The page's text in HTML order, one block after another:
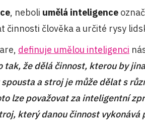
, neboli umělá inteligence
činnosti člověka a určité rysy
definuje umělou inteligenci
že dělá činnost, kterou by
a stroj je může dělat s
lze považovat za inteligentní
který danou činnost vykonává